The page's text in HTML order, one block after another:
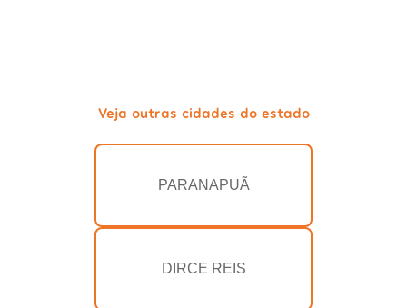
Veja outras cidades do estado
PARANAPUÃ
DIRCE REIS